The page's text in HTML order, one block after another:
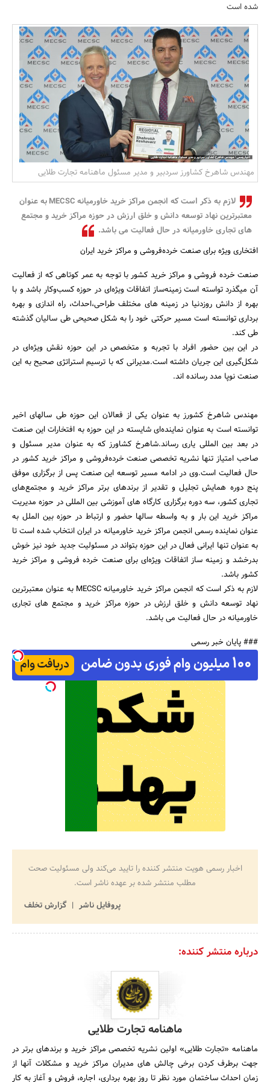
مسکن و ساختمان
شده است
مهندس شاهرخ کشاورز سردبیر و مدیر مسئول ماهنامه تجارت طلایی
لازم به ذکر است که انجمن مراکز خرید خاورمیانه MECSC به عنوان
معتبرترین نهاد توسعه دانش و خلق ارزش در حوزه مراکز خرید و مجتمع
های تجاری خاورمیانه در حال فعالیت می باشد.
افتخاری ویژه برای صنعت خرده‌فروشی و مراکز خرید ایران
صنعت خرده فروشی و مراکز خرید کشور با توجه به عمر کوتاهی که از فعالیت
آن میگذرد تواسته است زمینه‌ساز اتفاقات ویژه‌ای در حوزه کسب‌وکار باشد و با
بهره از دانش روزدنیا در زمینه های مختلف طراحی،احداث، راه اندازی و بهره
برداری توانسته است مسیر حرکتی خود را به شکل صحیحی طی سالیان گذشته
طی کند.
در این بین حضور افراد با تجربه و متخصص در این حوزه نقش ویژه‌ای در
شکل‌گیری این جریان داشته است.مدیرانی که با ترسیم استراتژی صحیح به این
صنعت نوپا مدد رسانده اند.
مهندس شاهرخ کشورز به عنوان یکی از فعالان این حوزه طی سالهای اخیر
توانسته است به عنوان نماینده‌ای شایسته در این حوزه به افتخارات این صنعت
در بعد بین المللی یاری رساند.شاهرخ کشاورز که به عنوان مدیر مسئول و
صاحب امتیاز تنها نشریه تخصصی صنعت خرده‌فروشی و مراکز خرید کشور در
حال فعالیت است.وی در ادامه مسیر توسعه این صنعت پس از برگزاری موفق
پنج دوره همایش تجلیل و تقدیر از برندهای برتر مراکز خرید و مجتمع‌های
تجاری کشور، سه دوره برگزاری کارگاه های آموزشی بین المللی در حوزه مدیریت
مراکز خرید این بار و به واسطه سالها حضور و ارتباط در حوزه بین الملل به
عنوان نماینده رسمی انجمن مراکز خرید خاورمیانه در ایران انتخاب شده است تا
به عنوان تنها ایرانی فعال در این حوزه بتواند در مسئولیت جدید خود نیز خوش
بدرخشد و زمینه ساز اتفاقات ویژه‌ای برای صنعت خرده فروشی و مراکز خرید
کشور باشد.
لازم به ذکر است که انجمن مراکز خرید خاورمیانه MECSC به عنوان معتبرترین
نهاد توسعه دانش و خلق ارزش در حوزه مراکز خرید و مجتمع های تجاری
خاورمیانه در حال فعالیت می باشد.
### پایان خبر رسمی
اخبار رسمی هویت منتشر کننده را تایید می‌کند ولی مسئولیت صحت
مطلب منتشر شده بر عهده ناشر است.
پروفایل ناشر
گزارش تخلف
درباره منتشر کننده:
ماهنامه تجارت طلایی
ماهنامه «تجارت طلایی» اولین نشریه تخصصی مراکز خرید و برند­های برتر در
جهت برطرف کردن برخی چالش های مدیران مراکز خرید و مشکلات آنها از
زمان احداث ساختمان مورد نظر تا روز بهره ­برداری، اجاره، فروش و آغاز به کار